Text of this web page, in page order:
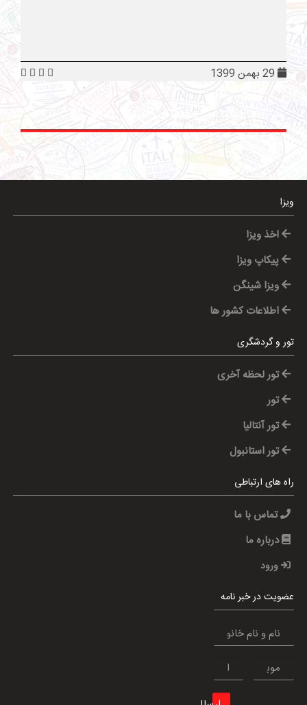
ویزا
اخذ ویزا
پیکاپ ویزا
ویزا شینگن
اطلاعات کشور ها
تور و گردشگری
تور لحظه آخری
تور
تور آنتالیا
تور استانبول
راه های ارتباطی
تماس با ما
درباره ما
ورود
عضویت در خبر نامه